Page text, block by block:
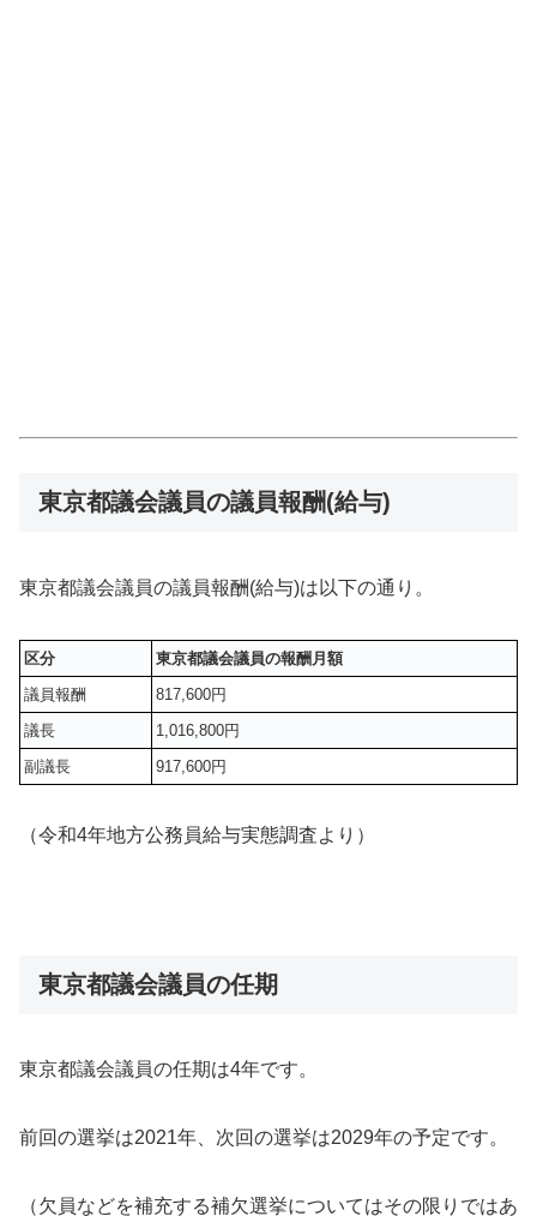
東京都議会議員の議員報酬(給与)
東京都議会議員の議員報酬(給与)は以下の通り。
区分
東京都議会議員の報酬月額
議員報酬
817,600円
議長
1,016,800円
副議長
917,600円
（令和4年地方公務員給与実態調査より）
東京都議会議員の任期
東京都議会議員の任期は4年です。
前回の選挙は2021年、次回の選挙は2029年の予定です。
（欠員などを補充する補欠選挙についてはその限りではあ